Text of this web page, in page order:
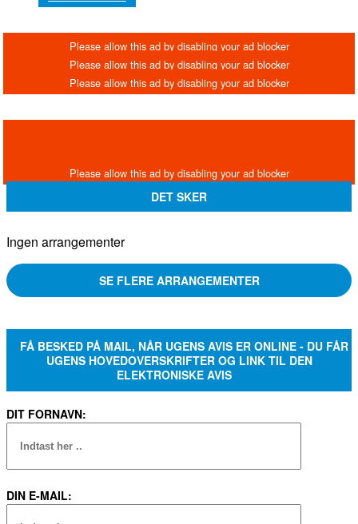
DET SKER
Ingen arrangementer
SE FLERE ARRANGEMENTER
FÅ BESKED PÅ MAIL, NÅR UGENS AVIS ER ONLINE - DU FÅR
UGENS HOVEDOVERSKRIFTER OG LINK TIL DEN
ELEKTRONISKE AVIS
DIT FORNAVN:
DIN E-MAIL: